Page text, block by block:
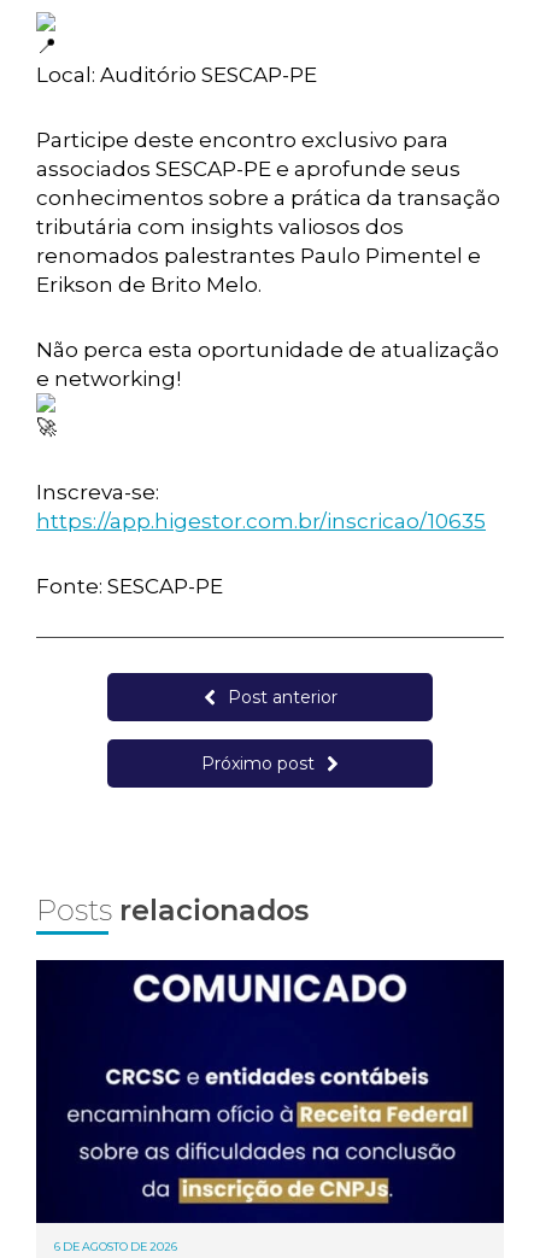
Local: Auditório SESCAP-PE
Participe deste encontro exclusivo para
associados SESCAP-PE e aprofunde seus
conhecimentos sobre a prática da transação
tributária com insights valiosos dos
renomados palestrantes Paulo Pimentel e
Erikson de Brito Melo.
Não perca esta oportunidade de atualização
e networking!
Inscreva-se:
https://app.higestor.com.br/inscricao/10635
Fonte: SESCAP-PE
Post anterior
Próximo post
Posts relacionados
6 DE AGOSTO DE 2026